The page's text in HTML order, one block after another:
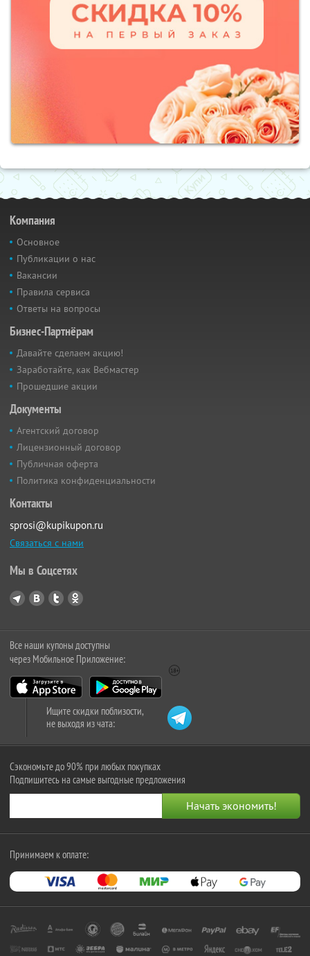
Компания
Основное
Публикации о нас
Вакансии
Правила сервиса
Ответы на вопросы
Бизнес-Партнёрам
Давайте сделаем акцию!
Заработайте, как Вебмастер
Прошедшие акции
Документы
Агентский договор
Лицензионный договор
Публичная оферта
Политика конфиденциальности
Контакты
sprosi@kupikupon.ru
Связаться с нами
Мы в Соцсетях
Все наши купоны доступны
через Мобильное Приложение:
Ищите скидки поблизости,
не выходя из чата:
Сэкономьте до 90% при любых покупках
Подпишитесь на самые выгодные предложения
Принимаем к оплате: